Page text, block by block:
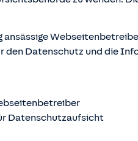
ansässige
den Datenschutz und die
Datenschutzaufsicht